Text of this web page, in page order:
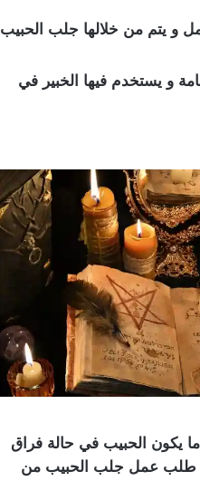
و يتم من خلالها جلب الحبيب
و يستخدم فيها الخبير في
يكون الحبيب في حالة فراق
طلب عمل جلب الحبيب من